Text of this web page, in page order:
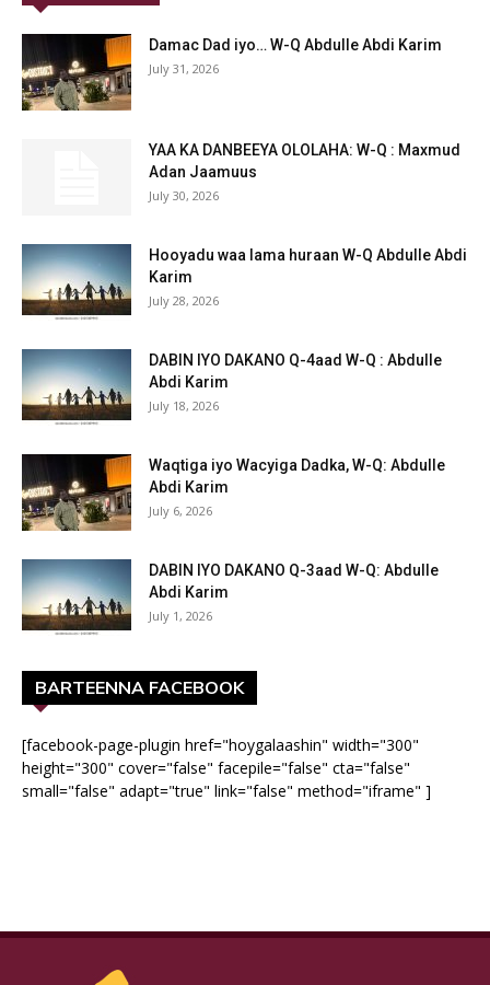
Damac Dad iyo… W-Q Abdulle Abdi Karim
July 31, 2026
YAA KA DANBEEYA OLOLAHA: W-Q : Maxmud
Adan Jaamuus
July 30, 2026
Hooyadu waa lama huraan W-Q Abdulle Abdi
Karim
July 28, 2026
DABIN IYO DAKANO Q-4aad W-Q : Abdulle
Abdi Karim
July 18, 2026
Waqtiga iyo Wacyiga Dadka, W-Q: Abdulle
Abdi Karim
July 6, 2026
DABIN IYO DAKANO Q-3aad W-Q: Abdulle
Abdi Karim
July 1, 2026
BARTEENNA FACEBOOK
[facebook-page-plugin href="hoygalaashin" width="300"
height="300" cover="false" facepile="false" cta="false"
small="false" adapt="true" link="false" method="iframe" ]